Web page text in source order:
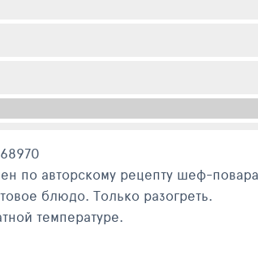
по авторскому рецепту шеф-
блюдо. Только разогреть.
температуре.